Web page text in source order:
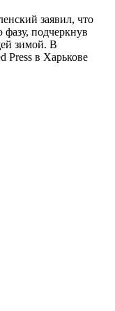
заявил, что
подчеркнув
зимой. В
Press в Харькове